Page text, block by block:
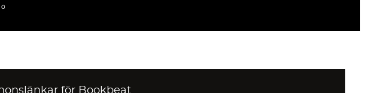
för Bookbeat